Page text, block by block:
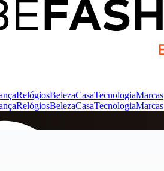
RelógiosBelezaCasaTecnologiaMarcas
RelógiosBelezaCasaTecnologiaMarcas